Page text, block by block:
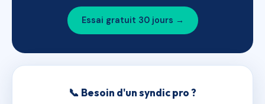
Essai gratuit 30 jours →
📞 Besoin d'un syndic pro ?